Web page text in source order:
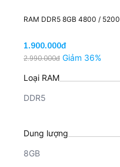
RAM DDR5 8GB 4800 / 5200
1.900.000đ
2.990.000đ Giảm 36%
Loại RAM
DDR5
Dung lượng
8GB